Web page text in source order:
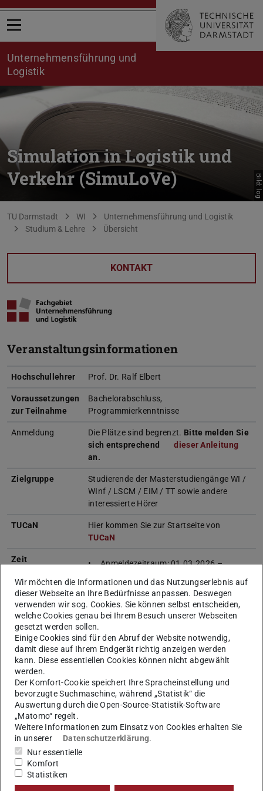
Menü öffnen
Unternehmensführung und
Logistik
Simulation in Logistik und
Verkehr (SimuLoVe)
Bild: log
Sie befinden sich hier:
TU Darmstadt WI
Unternehmensführung und Logistik
Studium & Lehre
Übersicht
KONTAKT
Veranstaltungsinformationen
Hochschullehrer Prof. Dr. Ralf Elbert
Voraussetzungen
zur Teilnahme
Bachelorabschluss,
Programmierkenntnisse
Anmeldung Die Plätze sind begrenzt. Bitte melden Sie
sich entsprechend
dieser Anleitung
an.
Zielgruppe
Studierende der Masterstudiengänge WI /
WInf / LSCM / EIM / TT sowie andere
interessierte Hörer
TUCaN
Hier kommen Sie zur Startseite von
TUCaN
Zeit
Anmeldezeitraum: 01.03.2026 –
Kick-Off: 21.04.2026, 13:30, S103|161
Übungstermine: Sommersemester –
siehe TUCaN
Hinweis: Diese Daten dienen lediglich der
Information. Die Daten und Räume auf
TUCaNsind bindend.
Betreuung
Paul Bossong
Thomas Härtel
Art und Umfang
der
Veranstaltung
3 Semesterwochenstunden (SWS)
ECTS
Wir möchten die Informationen und das Nutzungserlebnis auf
dieser Webseite an Ihre Bedürfnisse anpassen. Deswegen
verwenden wir sog. Cookies. Sie können selbst entscheiden,
welche Cookies genau bei Ihrem Besuch unserer Webseiten
gesetzt werden sollen.
Einige Cookies sind für den Abruf der Website notwendig,
damit diese auf Ihrem Endgerät richtig anzeigen werden
kann. Diese essentiellen Cookies können nicht abgewählt
werden.
Der Komfort-Cookie speichert Ihre Spracheinstellung und
bevorzugte Suchmaschine, während „Statistik“ die
Auswertung durch die Open-Source-Statistik-Software
„Matomo“ regelt.
Weitere Informationen zum Einsatz von Cookies erhalten Sie
in unserer
Datenschutzerklärung.
Nur essentielle
Komfort
Statistiken